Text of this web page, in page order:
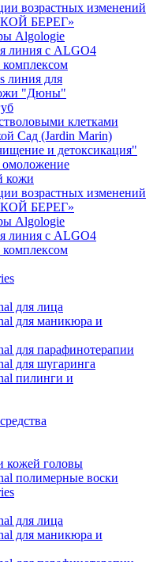
возрастных изменений
БЕРЕГ»
Algologie
линия с ALGO4
линия для
"Дюны"
клетками
Сад (Jardin Marin)
и детоксикация"
омоложение
кожи
возрастных изменений
БЕРЕГ»
Algologie
линия с ALGO4
для лица
для маникюра и
для парафинотерапии
для шугаринга
пилинги и
кожей головы
полимерные воски
для лица
для маникюра и